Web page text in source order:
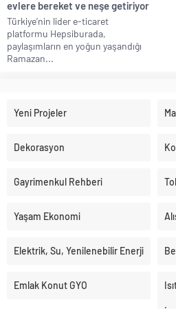
evlere bereket ve neşe getiriyor
Türkiye’nin lider e-ticaret
platformu Hepsiburada,
paylaşımların en yoğun yaşandığı
Ramazan...
Yeni Projeler
Dekorasyon
Gayrimenkul Rehberi
Yaşam Ekonomi
Elektrik, Su, Yenilenebilir Enerji
Emlak Konut GYO